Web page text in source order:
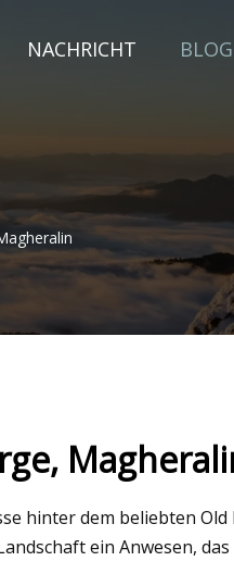
NACHRICHT BLOG
hinter dem beliebten
ein Anwesen,